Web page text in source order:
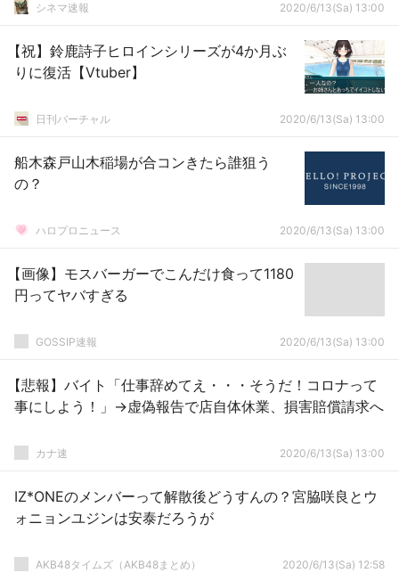
シネマ速報 2020/6/13(Sa) 13:00
【祝】鈴鹿詩子ヒロインシリーズが4か月ぶ
りに復活【Vtuber】
日刊バーチャル 2020/6/13(Sa) 13:00
船木森戸山木稲場が合コンきたら誰狙う
の？
ハロプロニュース 2020/6/13(Sa) 13:00
【画像】モスバーガーでこんだけ食って1180
円ってヤバすぎる
GOSSIP速報 2020/6/13(Sa) 13:00
【悲報】バイト「仕事辞めてえ・・・そうだ！コロナって
事にしよう！」→虚偽報告で店自体休業、損害賠償請求へ
カナ速 2020/6/13(Sa) 13:00
IZ*ONEのメンバーって解散後どうすんの？宮脇咲良とウ
ォニョンユジンは安泰だろうが
AKB48タイムズ（AKB48まとめ） 2020/6/13(Sa) 12:58